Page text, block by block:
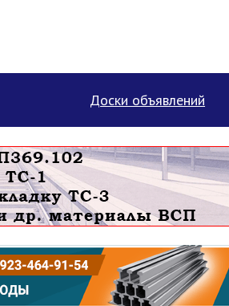
Доски объявлений